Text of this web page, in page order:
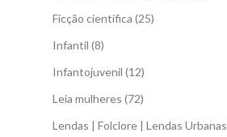
Ficção científica (25)
Infantil (8)
Infantojuvenil (12)
Leia mulheres (72)
Lendas | Folclore | Lendas Urbanas